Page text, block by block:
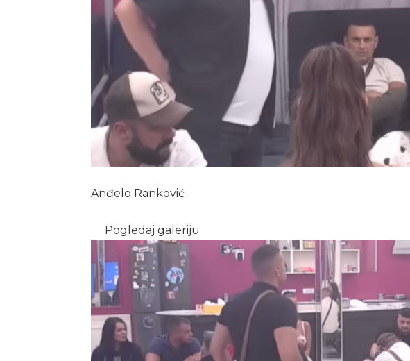
Anđelo Ranković
Pogledaj galeriju